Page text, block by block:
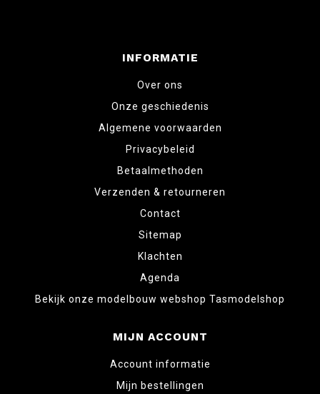
INFORMATIE
Over ons
Onze geschiedenis
Algemene voorwaarden
Privacybeleid
Betaalmethoden
Verzenden & retourneren
Contact
Sitemap
Klachten
Agenda
Bekijk onze modelbouw webshop Tasmodelshop
MIJN ACCOUNT
Account informatie
Mijn bestellingen